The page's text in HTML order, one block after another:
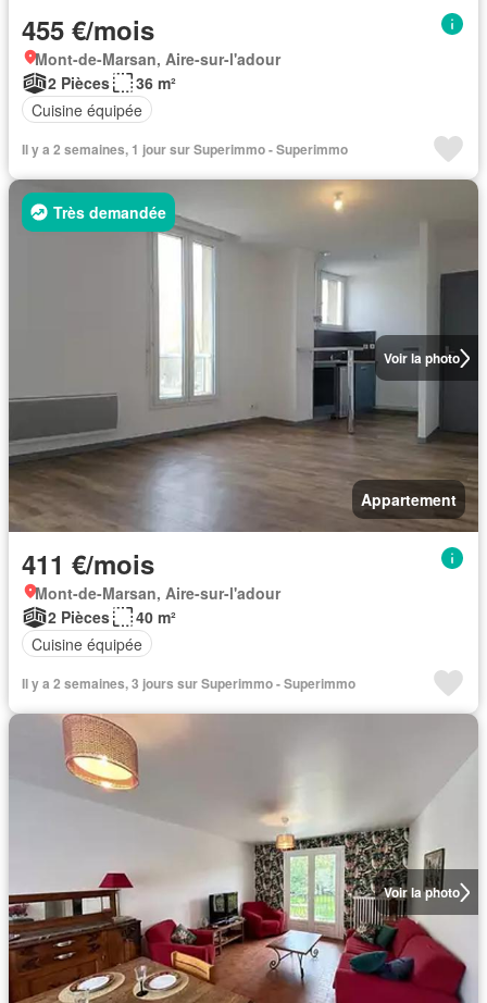
455 €/mois
Mont-de-Marsan, Aire-sur-l'adour
2 Pièces
36 m²
Cuisine équipée
Il y a 2 semaines, 1 jour sur Superimmo - Superimmo
Voir la photo
Très demandée
Appartement
411 €/mois
Mont-de-Marsan, Aire-sur-l'adour
2 Pièces
40 m²
Cuisine équipée
Il y a 2 semaines, 3 jours sur Superimmo - Superimmo
Voir la photo